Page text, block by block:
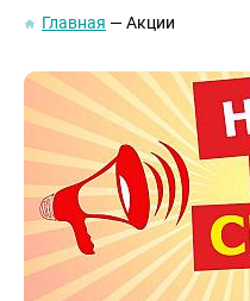
Главная Акции